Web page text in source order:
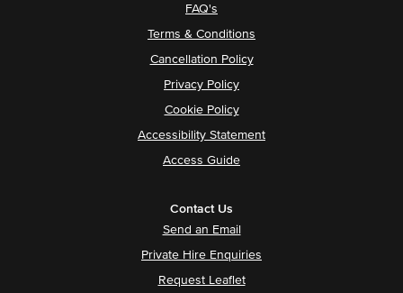
FAQ's
Terms & Conditions
Cancellation Policy
Privacy Policy
Cookie Policy
Accessibility Statement
Access Guide
Contact Us
Send an Email
Private Hire Enquiries
Request Leaflet